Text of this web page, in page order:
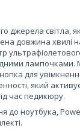
джерела
довжина
для
який
час педикюру.
до ноутбука,